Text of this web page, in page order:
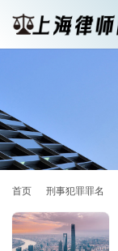
首页 刑事犯罪罪名